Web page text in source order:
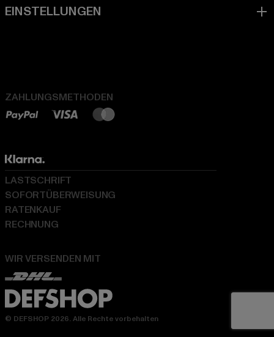
ZAHLUNGSMETHODEN
WIR VERSENDEN MIT
LASTSCHRIFT
SOFORTÜBERWEISUNG
RATENKAUF
RECHNUNG
© DEFSHOP 2026. Alle Rechte vorbehalten